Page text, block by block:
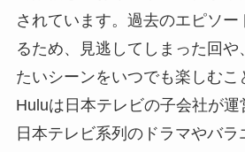
されています。過去のエピソー
るため、見逃してしまった回や
たいシーンをいつでも楽しむこ
Huluは日本テレビの子会社が運
日本テレビ系列のドラマやバ